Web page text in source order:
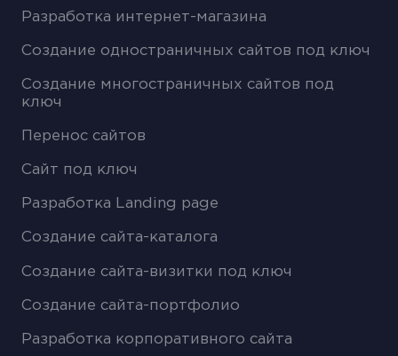
Разработка интернет-магазина
Создание одностраничных сайтов под ключ
Создание многостраничных сайтов под
ключ
Перенос сайтов
Сайт под ключ
Разработка Landing page
Создание сайта-каталога
Создание сайта-визитки под ключ
Создание сайта-портфолио
Разработка корпоративного сайта